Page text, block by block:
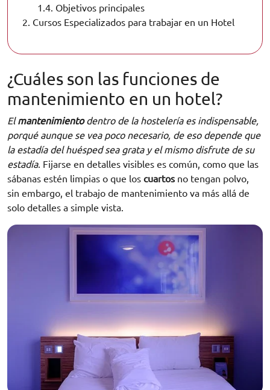
1.4. Objetivos principales
2. Cursos Especializados para trabajar en un Hotel
¿Cuáles son las funciones de
mantenimiento en un hotel?
Elmantenimientodentro de la hostelería es indispensable,
porqué aunque se vea poco necesario, de eso depende que
la estadía del huésped sea grata y el mismo disfrute de su
estadía. Fijarse en detalles visibles es común, como que las
sábanas estén limpias o que los cuartos no tengan polvo,
sin embargo, el trabajo de mantenimiento va más allá de
solo detalles a simple vista.